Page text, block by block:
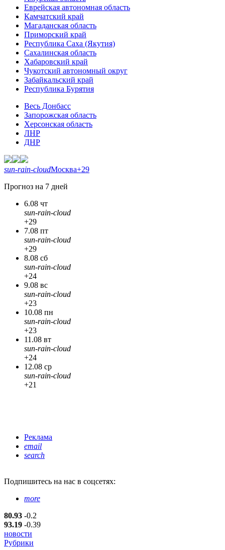
Еврейская автономная область
Камчатский край
Магаданская область
Приморский край
Республика Саха (Якутия)
Сахалинская область
Хабаровский край
Чукотский автономный округ
Забайкальский край
Республика Бурятия
Весь Донбасс
Запорожская область
Херсонская область
ЛНР
ДНР
sun-rain-cloudМосква+29
Прогноз на 7 дней
6.08 чт
sun-rain-cloud
+29
7.08 пт
sun-rain-cloud
+29
8.08 сб
sun-rain-cloud
+24
9.08 вс
sun-rain-cloud
+23
10.08 пн
sun-rain-cloud
+23
11.08 вт
sun-rain-cloud
+24
12.08 ср
sun-rain-cloud
+21
Реклама
email
search
Подпишитесь на нас в соцсетях:
more
80.93 -0.2
93.19 -0.39
новости
Рубрики